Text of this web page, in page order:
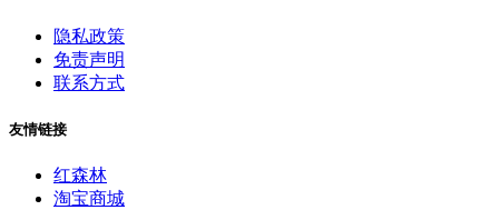
隐私政策
免责声明
联系方式
友情链接
红森林
淘宝商城